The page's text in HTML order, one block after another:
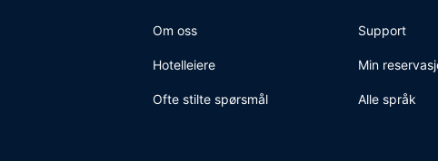
Om oss
Hotelleiere
Ofte stilte spørsmål
Support
Min
Alle språk